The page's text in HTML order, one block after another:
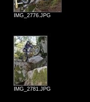
IMG_2776.JPG
IMG_2781.JPG